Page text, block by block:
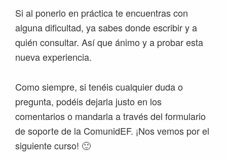
Si al ponerlo en práctica te encuentras con
alguna dificultad, ya sabes donde escribir y a
quién consultar. Así que ánimo y a probar esta
nueva experiencia.
Como siempre, si tenéis cualquier duda o
pregunta, podéis dejarla justo en los
comentarios o mandarla a través del formulario
de soporte de la ComunidEF. ¡Nos vemos por el
siguiente curso! 🙂